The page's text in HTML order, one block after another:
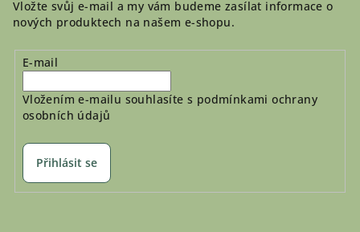
Vložte svůj e-mail a my vám budeme zasílat informace o
nových produktech na našem e-shopu.
E-mail
Vložením e-mailu souhlasíte s podmínkami ochrany
osobních údajů
Přihlásit se